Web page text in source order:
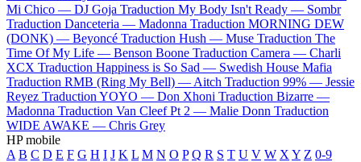
Mi Chico — DJ Goja Traduction My Body Isn't Ready — Sombr
Traduction Danceteria — Madonna Traduction MORNING DEW
(DONK) — Beyoncé Traduction Hush — Muse Traduction The
Time Of My Life — Benson Boone Traduction Camera — Charli
XCX Traduction Happiness is So Sad — Swedish House Mafia
Traduction RMB (Ring My Bell) — Aitch Traduction 99% — Jessie
Reyez Traduction YOYO — Don Xhoni Traduction Bizarre —
Madonna Traduction Van Cleef Pt 2 — Malie Donn Traduction
WIDE AWAKE — Chris Grey
HP mobile
A B C D E F G H I J K L M N O P Q R S T U V W X Y Z 0-9